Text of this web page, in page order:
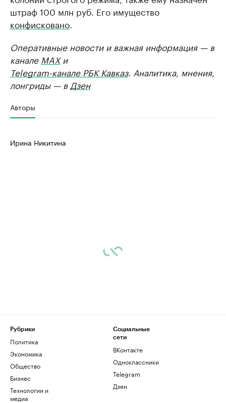
штраф 100 млн руб. Его имущество
конфисковано
Оперативные новости и важная информация — в
канале MAXи
Telegram-канале РБК Кавказ. Аналитика, мнения,
лонгриды — в Дзен
Авторы
Ирина Никитина
Рубрики
Политика
Экономика
Общество
Бизнес
Технологии и
медиа
Социальные
сети
ВКонтакте
Одноклассники
Telegram
Дзен